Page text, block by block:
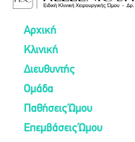
Αρχική
Κλινική
Διευθυντής
Ομάδα
Παθήσεις Ώμου
Επεμβάσεις Ώμου